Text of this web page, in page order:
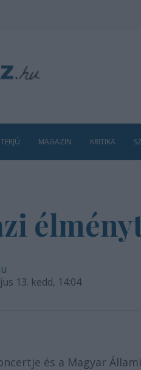
MAGAZIN KRITIKA
13. kedd, 14:04
és a Magyar